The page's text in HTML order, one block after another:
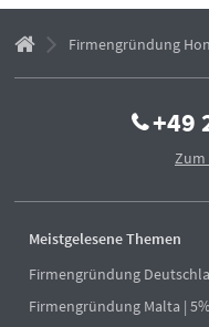
Firmengründung
+49
Meistgelesene Themen
Firmengründung
Firmengründung Malta |